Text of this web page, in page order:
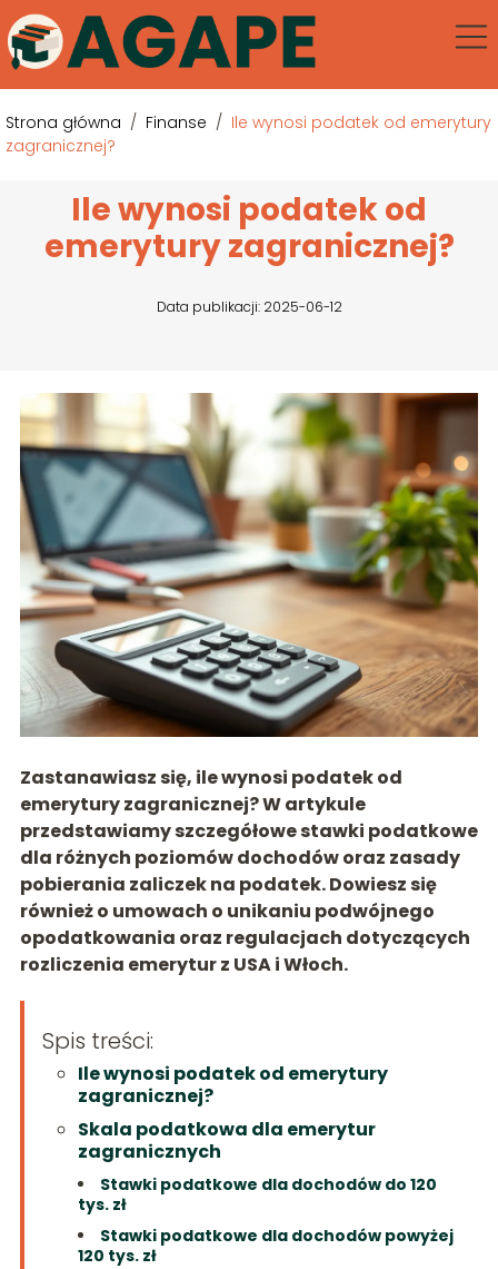
Strona główna / Finanse / Ile wynosi podatek od emerytury
zagranicznej?
Ile wynosi podatek od
emerytury zagranicznej?
Data publikacji: 2025-06-12
Zastanawiasz się, ile wynosi podatek od
emerytury zagranicznej? W artykule
przedstawiamy szczegółowe stawki podatkowe
dla różnych poziomów dochodów oraz zasady
pobierania zaliczek na podatek. Dowiesz się
również o umowach o unikaniu podwójnego
opodatkowania oraz regulacjach dotyczących
rozliczenia emerytur z USA i Włoch.
Spis treści:
Ile wynosi podatek od emerytury
zagranicznej?
Skala podatkowa dla emerytur
zagranicznych
Stawki podatkowe dla dochodów do 120
tys. zł
Stawki podatkowe dla dochodów powyżej
120 tys. zł